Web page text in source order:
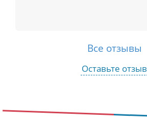
Все отзывы
Оставьте отзыв